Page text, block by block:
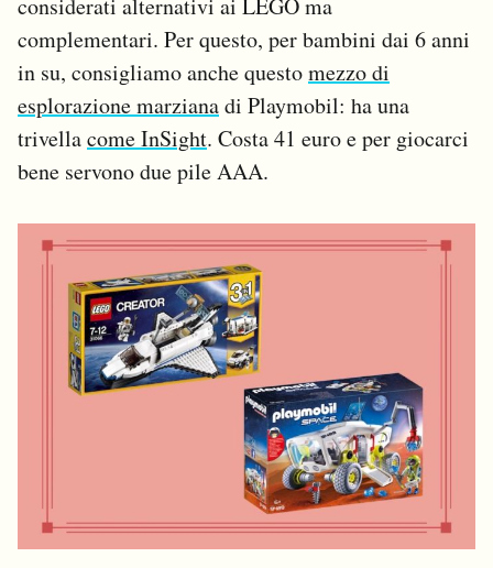
complementari. Per questo, per bambini dai 6 anni
in su, consigliamo anche questomezzo di
esplorazione marzianadi Playmobil: ha una
trivellacome InSight. Costa 41 euro e per giocarci
bene servono due pile AAA.